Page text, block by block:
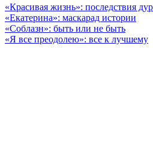
«Красивая жизнь»: последствия
«Екатерина»: маскарад истории
«Соблазн»: быть или не быть
«Я все преодолею»: все к лучшему